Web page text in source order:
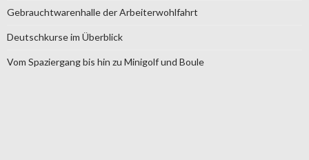
Gebrauchtwarenhalle der Arbeiterwohlfahrt
Deutschkurse im Überblick
Vom Spaziergang bis hin zu Minigolf und Boule